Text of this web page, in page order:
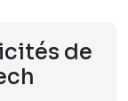
de